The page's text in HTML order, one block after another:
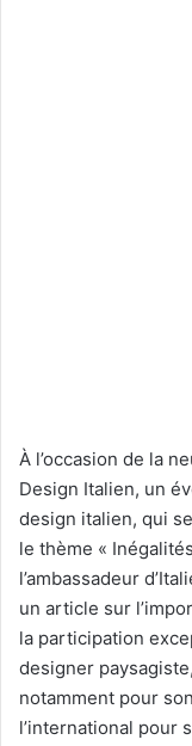
À l’occasion de la
Design Italien, un
design italien, qui
le thème «
l’ambassadeur
un article sur
la participation
designer
notamment pour
l’international pour